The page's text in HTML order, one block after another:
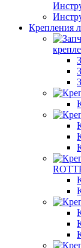
Крепления